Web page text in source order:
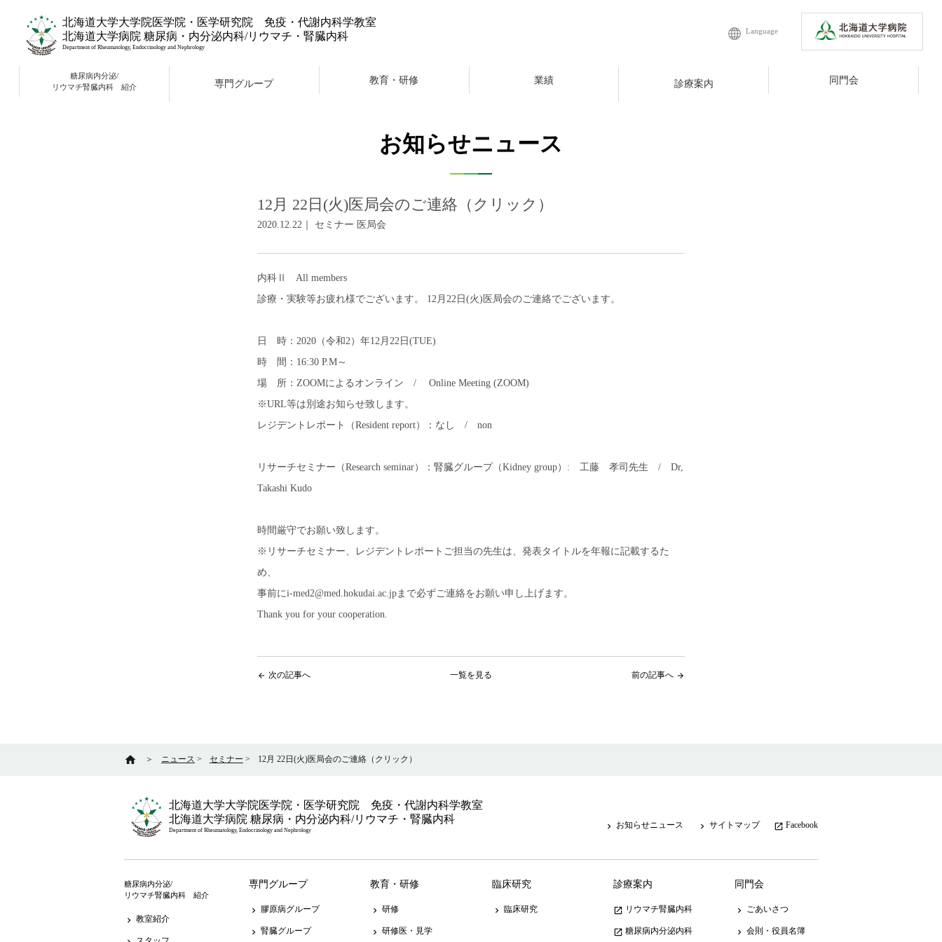
北海道大学大学院医学院・医学研究院 免疫・代謝内科学教室
北海道大学病院 糖尿病・内分泌内科/リウマチ・腎臓内科
Department of Rheumatology, Endocrinology and Nephrology
Language
糖尿病内分泌/
リウマチ腎臓内科 紹介
専門グループ 教育・研修 業績 診療案内 同門会
お知らせニュース
12月 22日(火)医局会のご連絡（クリック）
2020.12.22｜ セミナー 医局会
内科Ⅱ All members
診療・実験等お疲れ様でございます。 12月22日(火)医局会のご連絡でございます。
日 時：2020（令和2）年12月22日(TUE)
時 間：16:30 P.M～
場 所：ZOOMによるオンライン / Online Meeting (ZOOM)
※URL等は別途お知らせ致します。
レジデントレポート（Resident report）：なし / non
リサーチセミナー（Research seminar）：腎臓グループ（Kidney group）: 工藤 孝司先生 / Dr,
Takashi Kudo
時間厳守でお願い致します。
※リサーチセミナー、レジデントレポートご担当の先生は、発表タイトルを年報に記載するた
め、
事前にi-med2@med.hokudai.ac.jpまで必ずご連絡をお願い申し上げます。
Thank you for your cooperation.
arrow_back 次の記事へ 一覧を見る arrow_forward
前の記事へ
home ＞ ニュース > セミナー > 12月 22日(火)医局会のご連絡（クリック）
北海道大学大学院医学院・医学研究院 免疫・代謝内科学教室
北海道大学病院 糖尿病・内分泌内科/リウマチ・腎臓内科
Department of Rheumatology, Endocrinology and Nephrology keyboard_arrow_right お知らせニュース keyboard_arrow_right サイトマップ launch Facebook
糖尿病内分泌/
リウマチ腎臓内科 紹介
keyboard_arrow_right 教室紹介
専門グループ
keyboard_arrow_right 膠原病グループ
keyboard_arrow_right 腎臓グループ
教育・研修
keyboard_arrow_right 研修
keyboard_arrow_right 研修医・見学
臨床研究
keyboard_arrow_right 臨床研究
診療案内
launch リウマチ腎臓内科
launch 糖尿病内分泌内科
同門会
keyboard_arrow_right ごあいさつ
keyboard_arrow_right 会則・役員名簿